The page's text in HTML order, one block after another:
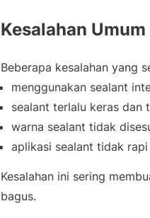
Kesalahan
Beberapa kesalahan yang
menggunakan sealant
sealant terlalu keras dan
warna sealant tidak
aplikasi sealant tidak rapi
Kesalahan ini sering
bagus.